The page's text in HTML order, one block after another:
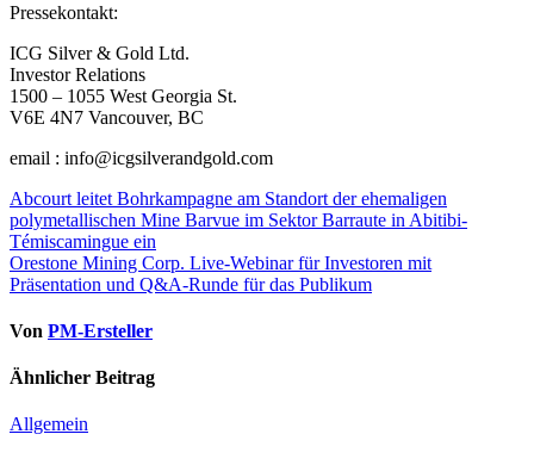
Pressekontakt:
ICG Silver & Gold Ltd.
Investor Relations
1500 – 1055 West Georgia St.
V6E 4N7 Vancouver, BC
email : info@icgsilverandgold.com
Beitragsnavigation
Abcourt leitet Bohrkampagne am Standort der ehemaligen
polymetallischen Mine Barvue im Sektor Barraute in Abitibi-
Témiscamingue ein
Orestone Mining Corp. Live-Webinar für Investoren mit
Präsentation und Q&A-Runde für das Publikum
Von PM-Ersteller
Ähnlicher Beitrag
Allgemein